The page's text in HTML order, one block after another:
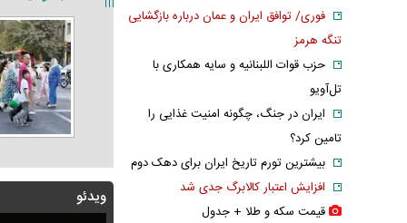
ویدئو
فوری/ توافق ایران و عمان درباره بازگشایی
تنگه هرمز
حزب قوات اللبنانیه و سایه همکاری با
تل‌آویو
ایران در جنگ، چگونه امنیت غذایی را
تامین کرد؟
بیشترین تورم تاریخ ایران برای دهک دوم
افزایش اعتبار کالابرگ جدی شد
قیمت سکه و طلا + جدول